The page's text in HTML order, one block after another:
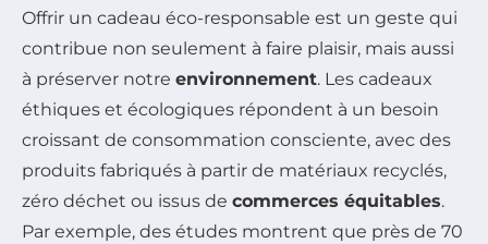
Offrir un cadeau éco-responsable est un geste qui
contribue non seulement à faire plaisir, mais aussi
à préserver notre environnement. Les cadeaux
éthiques et écologiques répondent à un besoin
croissant de consommation consciente, avec des
produits fabriqués à partir de matériaux recyclés,
zéro déchet ou issus de commerces équitables.
Par exemple, des études montrent que près de 70